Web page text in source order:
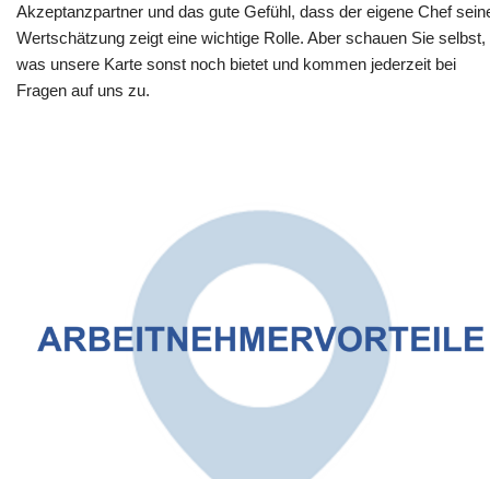
Akzeptanzpartner und das gute Gefühl, dass der eigene Chef
Wertschätzung zeigt eine wichtige Rolle. Aber schauen Sie selbst,
was unsere Karte sonst noch bietet und kommen jederzeit bei
Fragen auf uns zu.